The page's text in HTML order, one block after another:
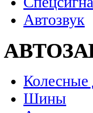
Автозвук
Колесные
Шины